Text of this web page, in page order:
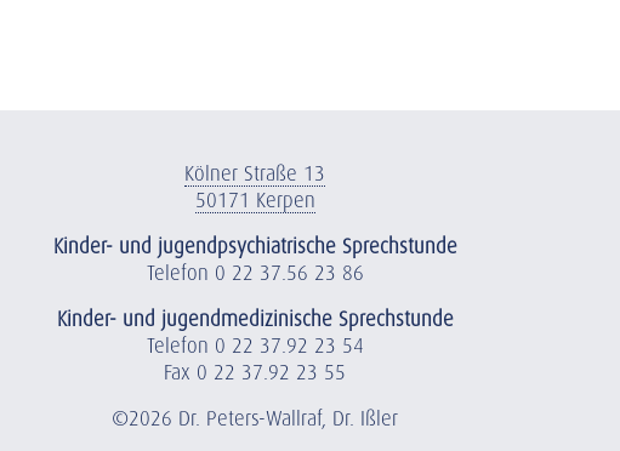
Kölner Straße 13
50171 Kerpen
Kinder- und jugendpsychiatrische Sprechstunde
Telefon 0 22 37.56 23 86
Kinder- und jugendmedizinische Sprechstunde
Telefon 0 22 37.92 23 54
Fax 0 22 37.92 23 55
©2026 Dr. Peters-Wallraf, Dr. Ißler